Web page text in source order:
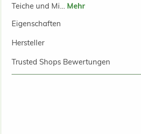
Teiche und Mi… Mehr
Eigenschaften
Hersteller
Trusted Shops Bewertungen